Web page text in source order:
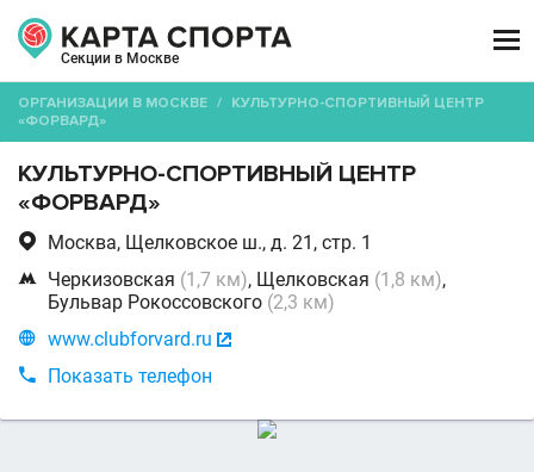
Секции в Москве

ОРГАНИЗАЦИИ В МОСКВЕ / КУЛЬТУРНО-СПОРТИВНЫЙ ЦЕНТР
«ФОРВАРД»
КУЛЬТУРНО-СПОРТИВНЫЙ ЦЕНТР
«ФОРВАРД»
 Москва, Щелковское ш., д. 21, стр. 1
 Черкизовская (1,7 км), Щелковская (1,8 км),
Бульвар Рокоссовского (2,3 км)
 www.clubforvard.ru 

Показать телефон